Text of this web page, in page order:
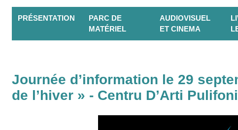
PRÉSENTATION
PARC DE
MATÉRIEL
AUDIOVISUEL
ET CINEMA
Journée d’information le 29
de l’hiver » - Centru D’Arti